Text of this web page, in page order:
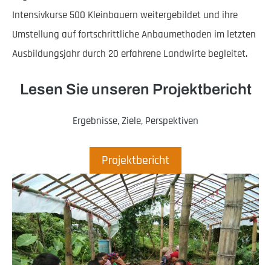
Intensivkurse 500 Kleinbauern weitergebildet und ihre
Umstellung auf fortschrittliche Anbaumethoden im letzten
Ausbildungsjahr durch 20 erfahrene Landwirte begleitet.
Lesen Sie unseren Projektbericht
Ergebnisse, Ziele, Perspektiven
Projektbericht